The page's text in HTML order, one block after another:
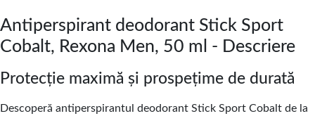
Antiperspirant deodorant Stick Sport
Cobalt, Rexona Men, 50 ml - Descriere
Protecție maximă și prospețime de durată
Descoperă antiperspirantul deodorant Stick Sport Cobalt de la